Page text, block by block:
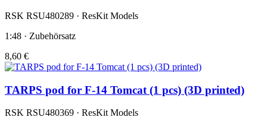
RSK RSU480289 · ResKit Models
1:48 · Zubehörsatz
8,60 €
TARPS pod for F-14 Tomcat (1 pcs) (3D printed)
RSK RSU480369 · ResKit Models